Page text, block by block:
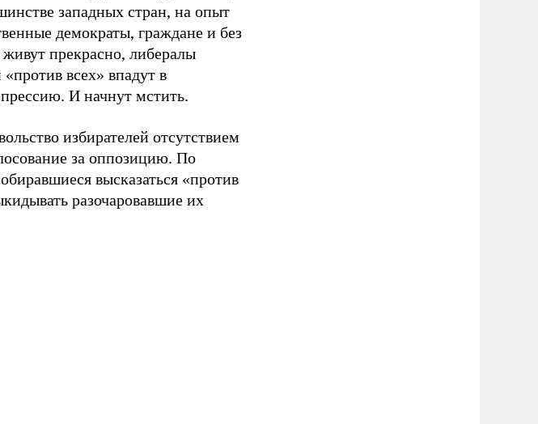
западных стран, на опыт
демократы, граждане и без
живут прекрасно, либералы
всех» впадут в
И начнут мстить.
избирателей отсутствием
за оппозицию. По
высказаться «против
разочаровавшие их